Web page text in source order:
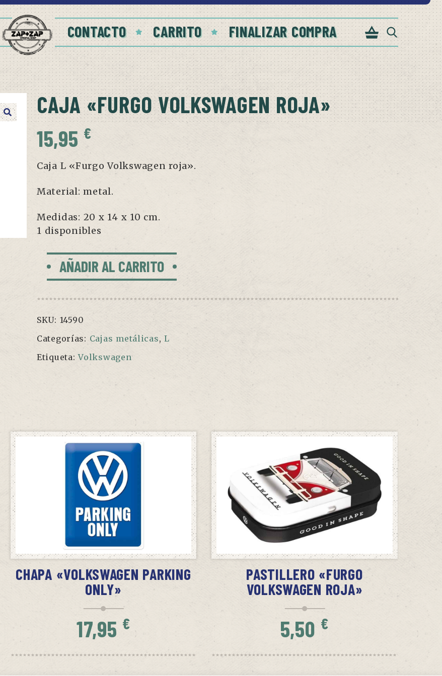
CONTACTO CARRITO FINALIZAR COMPRA
CAJA «FURGO VOLKSWAGEN ROJA»
15,95 €
Caja L «Furgo Volkswagen roja».
Material: metal.
Medidas: 20 x 14 x 10 cm.
1 disponibles
Caja
"Furgo
Volkswagen
roja"
cantidad
AÑADIR AL CARRITO
SKU: 14590
Categorías: Cajas metálicas,L
Etiqueta:Volkswagen
AÑADIR AL CARRITO
CHAPA «VOLKSWAGEN PARKING
ONLY»
17,95 €
SIN STOCK
AVÍSAME CUANDO HAYA STOCK
PASTILLERO «FURGO
VOLKSWAGEN ROJA»
5,50 €